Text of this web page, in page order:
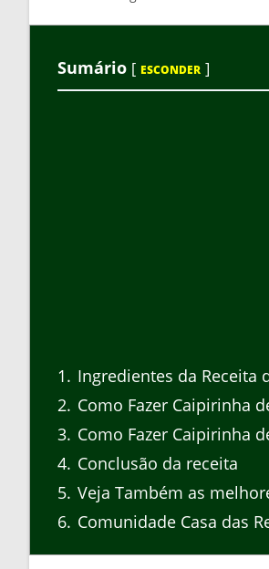
Sumário [ ESCONDER ]
1
Ingredientes da Receita
2 Como Fazer Caipirinha
3 Como Fazer Caipirinha
4 Conclusão da receita
5 Veja Também as
6 Comunidade Casa das